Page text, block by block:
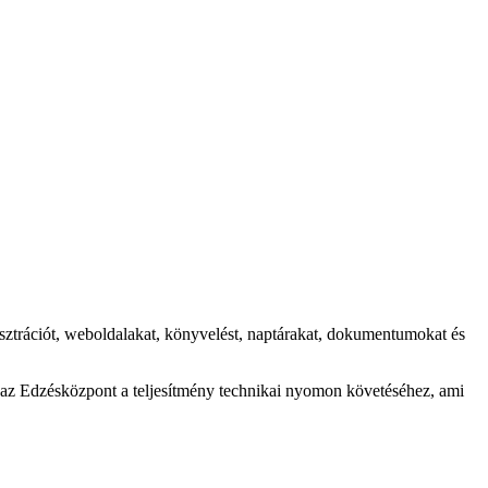
weboldalakat, könyvelést, naptárakat, dokumentumokat és
Edzésközpont a teljesítmény technikai nyomon követéséhez, ami